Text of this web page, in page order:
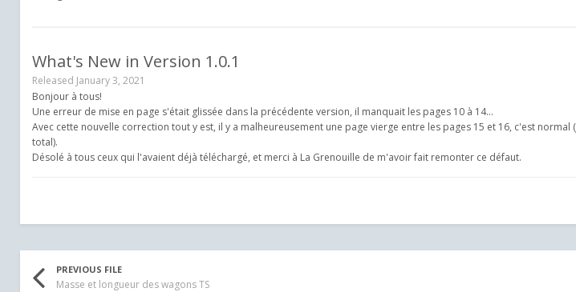
What's New in Version 1.0.1
Released January 3, 2021
Bonjour à tous!
Une erreur de mise en page s'était glissée dans la précédente version, il manquait les pages 10 à 14...
Avec cette nouvelle correction tout y est, il y a malheureusement une page vierge entre les pages 15 et 16, c'est
total).
Désolé à tous ceux qui l'avaient déjà téléchargé, et merci à La Grenouille de m'avoir fait remonter ce défaut.
PREVIOUS FILE
Masse et longueur des wagons TS